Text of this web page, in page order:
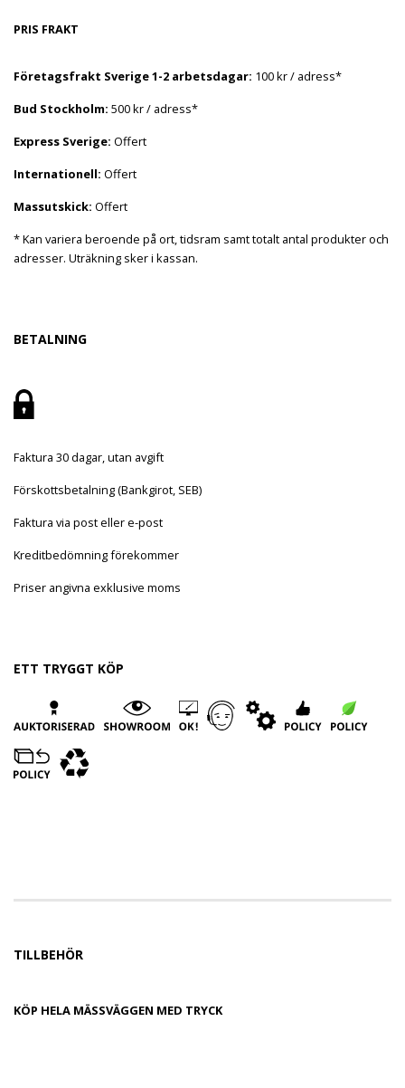
PRIS FRAKT
Företagsfrakt Sverige 1-2 arbetsdagar: 100 kr / adress*
Bud Stockholm: 500 kr / adress*
Express Sverige: Offert
Internationell: Offert
Massutskick: Offert
* Kan variera beroende på ort, tidsram samt totalt antal produkter och
adresser. Uträkning sker i kassan.
BETALNING
Faktura 30 dagar, utan avgift
Förskottsbetalning (Bankgirot, SEB)
Faktura via post eller e-post
Kreditbedömning förekommer
Priser angivna exklusive moms
ETT TRYGGT KÖP
TILLBEHÖR
KÖP HELA MÄSSVÄGGEN MED TRYCK